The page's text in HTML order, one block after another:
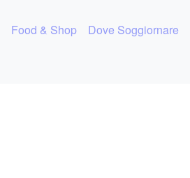
Food & Shop Dove Soggiornare